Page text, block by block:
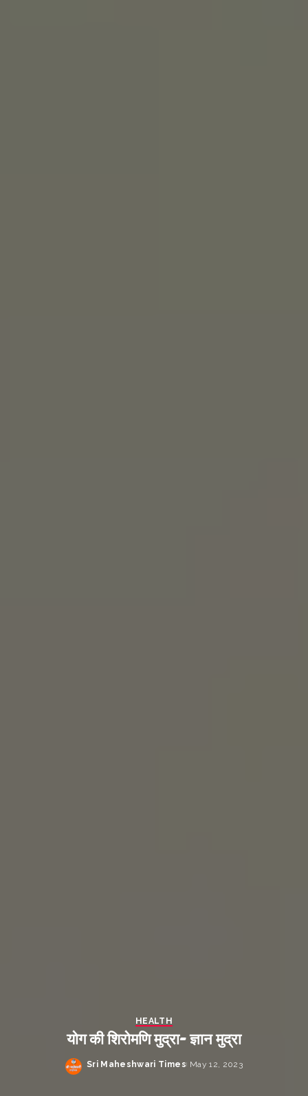
HEALTH
योग की शिरोमणि मुद्रा- ज्ञान मुद्रा
Posted
Sri Maheshwari Times May 12, 2023